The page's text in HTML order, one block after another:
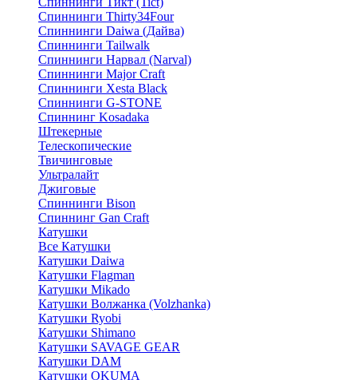
Спиннинги Thirty34Four
Спиннинги Daiwa (Дайва)
Спиннинги Tailwalk
Спиннинги Нарвал (Narval)
Спиннинги Major Craft
Спиннинги Xesta Black
Спиннинги G-STONE
Спиннинг Kosadaka
Штекерные
Телескопические
Твичинговые
Ультралайт
Джиговые
Спиннинги Bison
Спиннинг Gan Craft
Катушки
Все Катушки
Катушки Daiwa
Катушки Flagman
Катушки Mikado
Катушки Волжанка (Volzhanka)
Катушки Ryobi
Катушки Shimano
Катушки SAVAGE GEAR
Катушки DAM
Катушки OKUMA